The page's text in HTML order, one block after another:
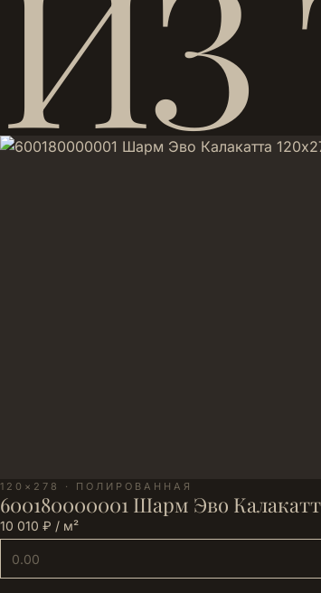
120×278 · ПОЛИРОВАННАЯ
600180000001 Шарм Эво
10 010 ₽ / м²